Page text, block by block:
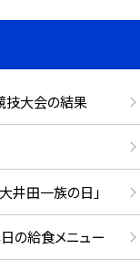
技大会の結果
井田一族の日」
の給食メニュー